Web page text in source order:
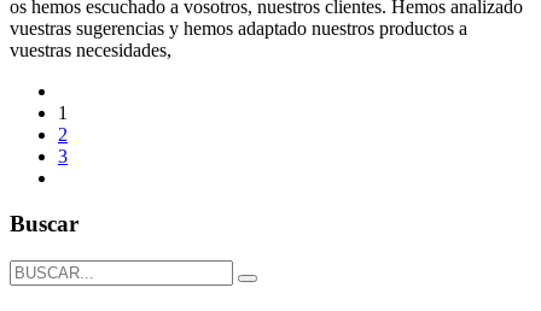
os hemos escuchado a vosotros, nuestros clientes. Hemos analizado
vuestras sugerencias y hemos adaptado nuestros productos a
vuestras necesidades,
1
2
3
Buscar